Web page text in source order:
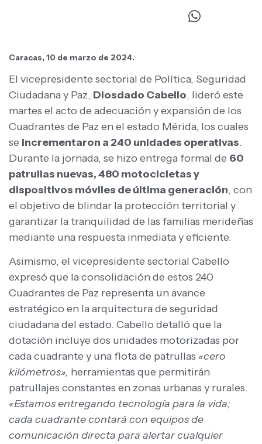
Caracas, 10 de marzo de 2024.
El vicepresidente sectorial de Política, Seguridad
Ciudadana y Paz, Diosdado Cabello, lideró este
martes el acto de adecuación y expansión de los
Cuadrantes de Paz en el estado Mérida, los cuales
se incrementaron a 240 unidades operativas.
Durante la jornada, se hizo entrega formal de 60
patrullas nuevas, 480 motocicletas y
dispositivos móviles de última generación, con
el objetivo de blindar la protección territorial y
garantizar la tranquilidad de las familias merideñas
mediante una respuesta inmediata y eficiente.
Asimismo, el vicepresidente sectorial Cabello
expresó que la consolidación de estos 240
Cuadrantes de Paz representa un avance
estratégico en la arquitectura de seguridad
ciudadana del estado. Cabello detalló que la
dotación incluye dos unidades motorizadas por
cada cuadrante y una flota de patrullas «cero
kilómetros», herramientas que permitirán
patrullajes constantes en zonas urbanas y rurales.
«Estamos entregando tecnología para la vida;
cada cuadrante contará con equipos de
comunicación directa para alertar cualquier